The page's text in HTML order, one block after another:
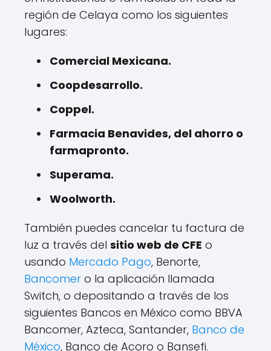
región de Celaya como los siguientes
lugares:
Comercial Mexicana.
Coopdesarrollo.
Coppel.
Farmacia Benavides, del ahorro o
farmapronto.
Superama.
Woolworth.
También puedes cancelar tu factura de
luz a través del sitio web de CFE o
usando Mercado Pago, Benorte,
Bancomer o la aplicación llamada
Switch, o depositando a través de los
siguientes Bancos en México como BBVA
Bancomer, Azteca, Santander, Banco de
México, Banco de Acoro o Bansefi.